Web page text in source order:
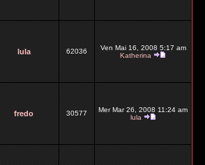
lula 62036
Ven Mai 16, 2008 5:17 am
Katherina
fredo 30577
Mer Mar 26, 2008 11:24 am
lula